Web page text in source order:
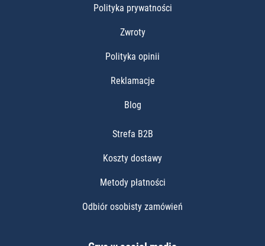
Polityka prywatności
Zwroty
Polityka opinii
Reklamacje
Blog
Strefa B2B
Koszty dostawy
Metody płatności
Odbiór osobisty zamówień